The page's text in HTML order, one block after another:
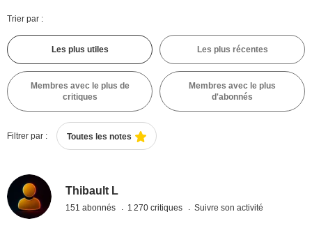
Trier par :
Les plus utiles Les plus récentes
Membres avec le plus de
critiques
Membres avec le plus
d'abonnés
Filtrer par : Toutes les notes
Thibault L
151 abonnés 1 270 critiques Suivre son activité